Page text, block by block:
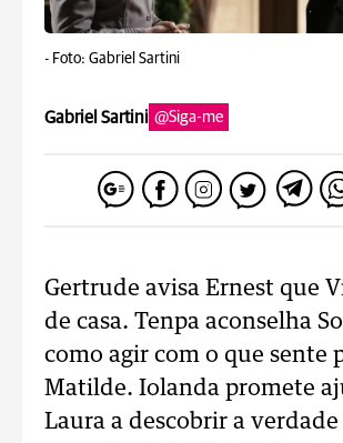
- Foto: Gabriel Sartini
Gabriel Sartini @Siga-me
Gertrude avisa Ernest que
de casa. Tenpa aconselha
como agir com o que sente
Matilde. Iolanda promete
Laura a descobrir a verdade